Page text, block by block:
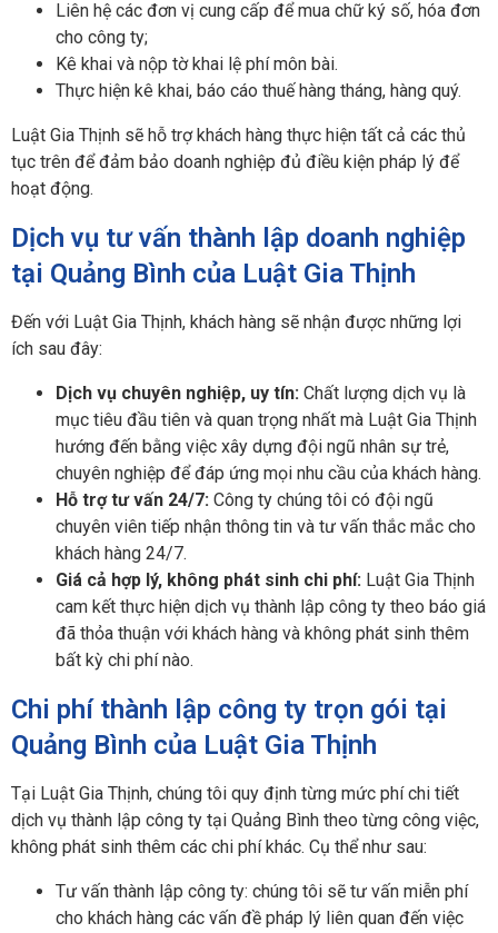
Liên hệ các đơn vị cung cấp để mua chữ ký số, hóa đơn
cho công ty;
Kê khai và nộp tờ khai lệ phí môn bài.
Thực hiện kê khai, báo cáo thuế hàng tháng, hàng quý.
Luật Gia Thịnh sẽ hỗ trợ khách hàng thực hiện tất cả các thủ
tục trên để đảm bảo doanh nghiệp đủ điều kiện pháp lý để
hoạt động.
Dịch vụ tư vấn thành lập doanh nghiệp
tại Quảng Bình của Luật Gia Thịnh
Đến với Luật Gia Thịnh, khách hàng sẽ nhận được những lợi
ích sau đây:
Dịch vụ chuyên nghiệp, uy tín: Chất lượng dịch vụ là
mục tiêu đầu tiên và quan trọng nhất mà Luật Gia Thịnh
hướng đến bằng việc xây dựng đội ngũ nhân sự trẻ,
chuyên nghiệp để đáp ứng mọi nhu cầu của khách hàng.
Hỗ trợ tư vấn 24/7: Công ty chúng tôi có đội ngũ
chuyên viên tiếp nhận thông tin và tư vấn thắc mắc cho
khách hàng 24/7.
Giá cả hợp lý, không phát sinh chi phí: Luật Gia Thịnh
cam kết thực hiện dịch vụ thành lập công ty theo báo giá
đã thỏa thuận với khách hàng và không phát sinh thêm
bất kỳ chi phí nào.
Chi phí thành lập công ty trọn gói tại
Quảng Bình của Luật Gia Thịnh
Tại Luật Gia Thịnh, chúng tôi quy định từng mức phí chi tiết
dịch vụ thành lập công ty tại Quảng Bình theo từng công việc,
không phát sinh thêm các chi phí khác. Cụ thể như sau:
Tư vấn thành lập công ty: chúng tôi sẽ tư vấn miễn phí
cho khách hàng các vấn đề pháp lý liên quan đến việc